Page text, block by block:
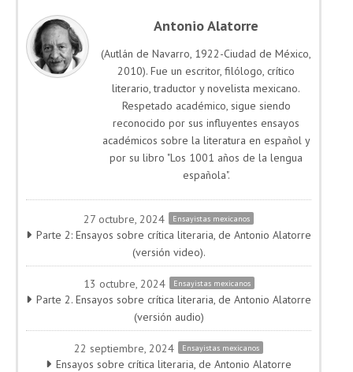
Antonio Alatorre
(Autlán de Navarro, 1922-Ciudad de México,
2010). Fue un escritor, filólogo, crítico
literario, traductor y novelista mexicano.
Respetado académico, sigue siendo
reconocido por sus influyentes ensayos
académicos sobre la literatura en español y
por su libro "Los 1001 años de la lengua
española".
27 octubre, 2024 Ensayistas mexicanos
Parte 2: Ensayos sobre crítica literaria, de Antonio Alatorre
(versión video).
13 octubre, 2024 Ensayistas mexicanos
Parte 2. Ensayos sobre crítica literaria, de Antonio Alatorre
(versión audio)
22 septiembre, 2024 Ensayistas mexicanos
Ensayos sobre crítica literaria, de Antonio Alatorre